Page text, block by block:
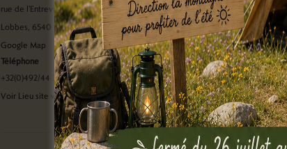
rue de l'Entreville 11A
Lobbes, 6540 Belgique+
Google Map
Téléphone
+32(0)492/44 32 05
Voir Lieu site web